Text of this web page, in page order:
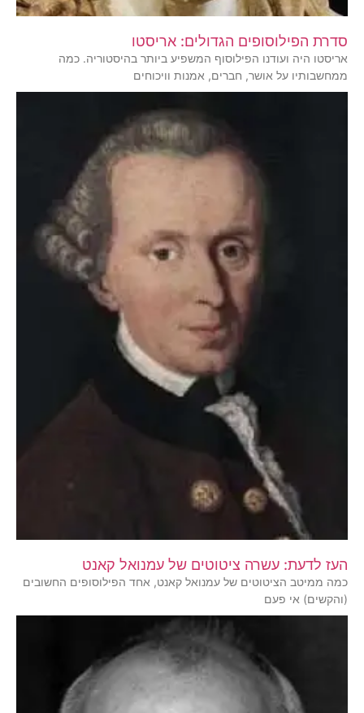
סדרת הפילוסופים הגדולים: אריסטו
אריסטו היה ועודנו הפילוסוף המשפיע ביותר בהיסטוריה. כמה
ממחשבותיו על אושר, חברים, אמנות וויכוחים
העז לדעת: עשרה ציטוטים של עמנואל קאנט
כמה ממיטב הציטוטים של עמנואל קאנט, אחד הפילוסופים החשובים
(והקשים) אי פעם